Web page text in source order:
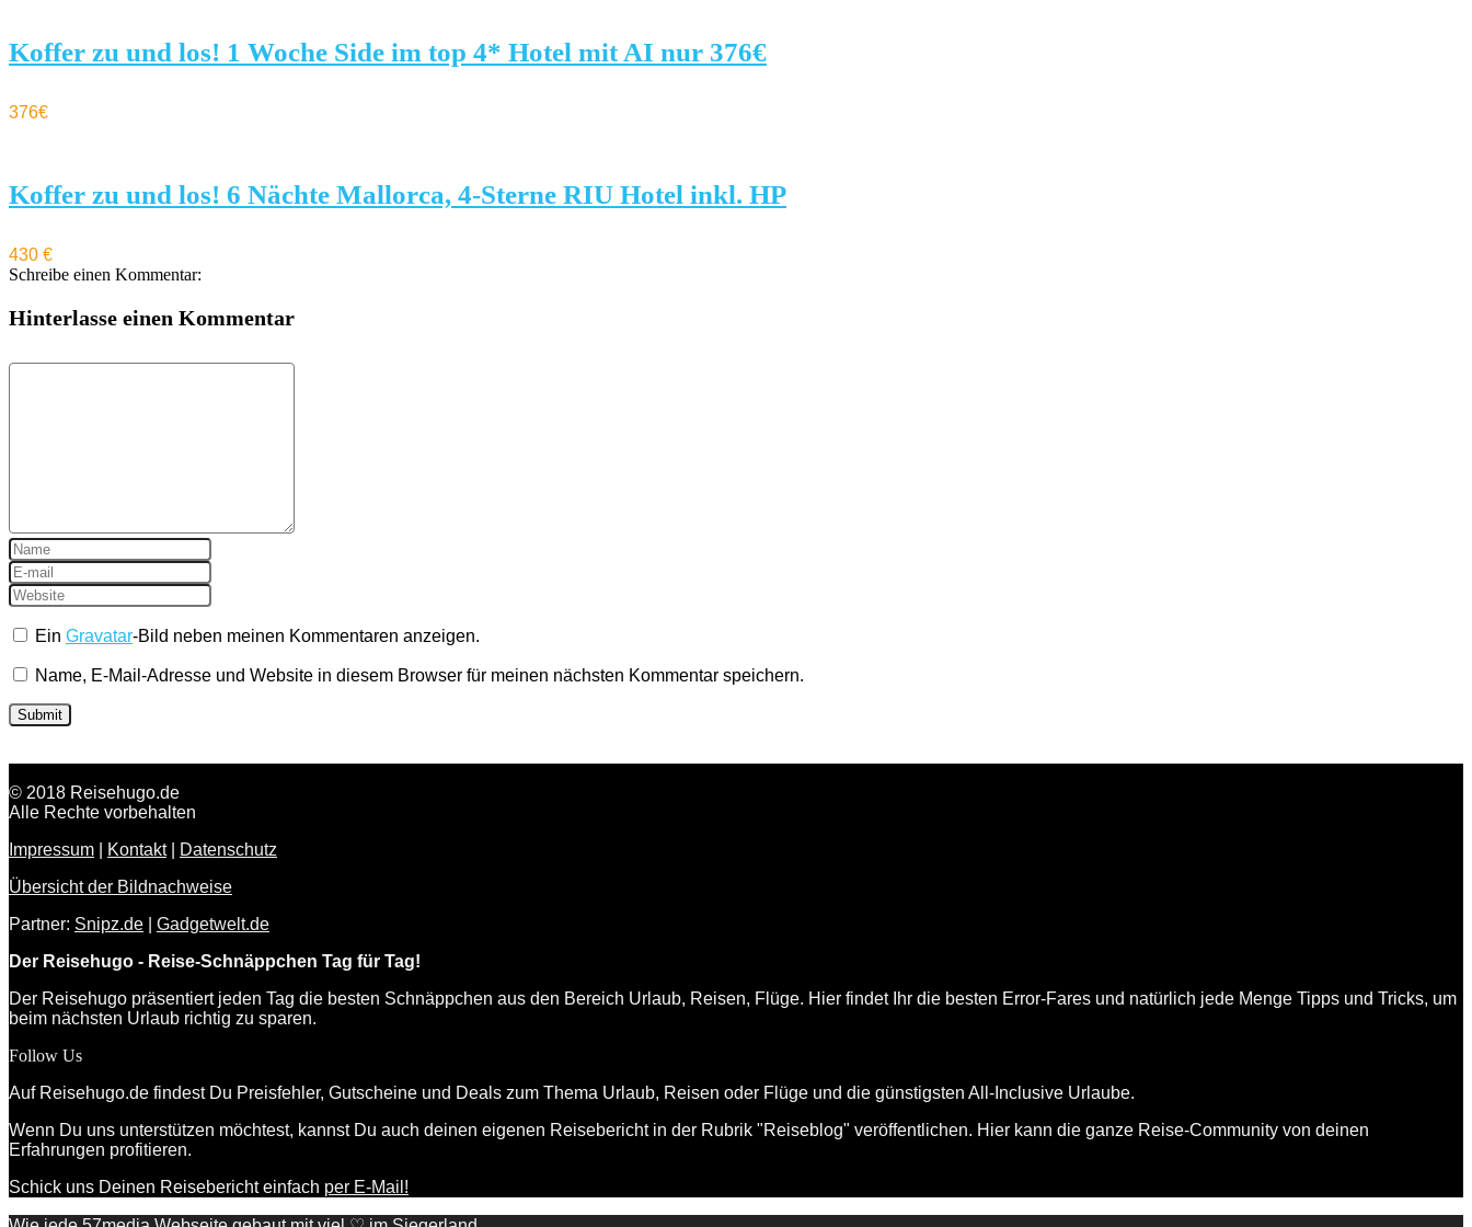
Koffer zu und los! 1 Woche Side im top 4* Hotel mit AI nur 376€
376€
Koffer zu und los! 6 Nächte Mallorca, 4-Sterne RIU Hotel inkl. HP
430 €
Schreibe einen Kommentar:
Hinterlasse einen Kommentar
EinGravatar-Bild neben meinen Kommentaren anzeigen.
Name, E-Mail-Adresse und Website in diesem Browser für meinen nächsten Kommentar speichern.
© 2018 Reisehugo.de
Alle Rechte vorbehalten
Impressum
Kontakt|
Datenschutz
Übersicht der Bildnachweise
Partner: Snipz.de
Gadgetwelt.de
Der Reisehugo - Reise-Schnäppchen Tag für Tag!
Der Reisehugo präsentiert jeden Tag die besten Schnäppchen aus den Bereich Urlaub, Reisen, Flüge. Hier findet Ihr die besten Error-Fares und natürlich jede Menge Tipps und Tricks, um
beim nächsten Urlaub richtig zu sparen.
Follow Us
Auf Reisehugo.de findest Du Preisfehler, Gutscheine und Deals zum Thema Urlaub, Reisen oder Flüge und die günstigsten All-Inclusive Urlaube.
Wenn Du uns unterstützen möchtest, kannst Du auch deinen eigenen Reisebericht in der Rubrik "Reiseblog" veröffentlichen. Hier kann die ganze Reise-Community von deinen
Erfahrungen profitieren.
Schick uns Deinen Reisebericht einfach per E-Mail!